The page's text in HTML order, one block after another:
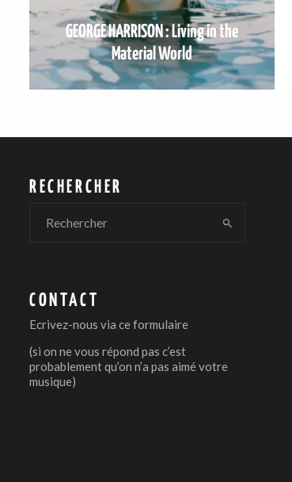
GEORGE HARRISON : Living in the
Material World
RECHERCHER
CONTACT
Ecrivez-nous via ce formulaire
(si on ne vous répond pas c’est
probablement qu’on n’a pas aimé votre
musique)